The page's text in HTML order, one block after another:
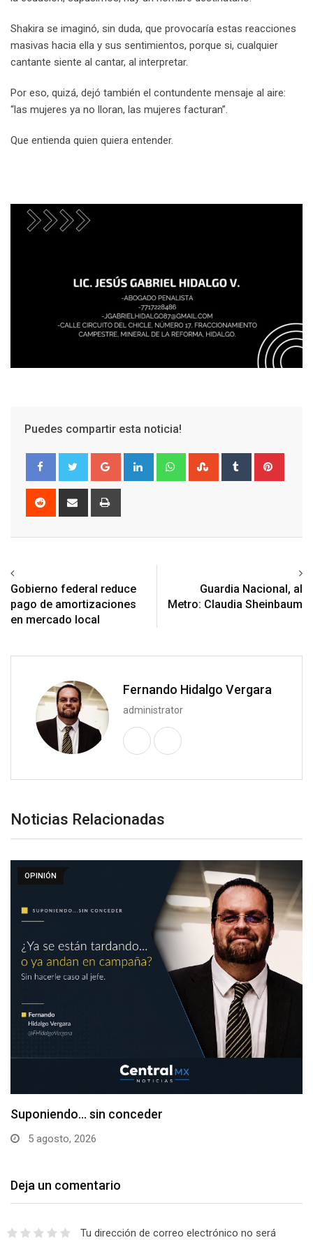
Shakira se imaginó, sin duda, que provocaría estas reacciones
masivas hacia ella y sus sentimientos, porque si, cualquier
cantante siente al cantar, al interpretar.
Por eso, quizá, dejó también el contundente mensaje al aire:
“las mujeres ya no lloran, las mujeres facturan”.
Que entienda quien quiera entender.
Puedes compartir esta noticia!
Google+ LinkedIn WhatsappStumbleUpon
Tumblr
Reddit
Share
Gobierno federal reduce
pago de amortizaciones
en mercado local
Guardia Nacional, al
Metro: Claudia Sheinbaum
Fernando Hidalgo Vergara
administrator
Noticias Relacionadas
OPINIÓN
Suponiendo… sin conceder
5 agosto, 2026
Deja un comentario
Tu dirección de correo electrónico no será